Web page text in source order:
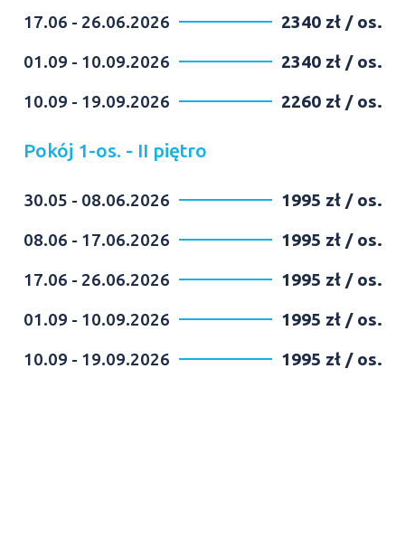
17.06 - 26.06.2026
2340 zł / os.
01.09 - 10.09.2026
2340 zł / os.
10.09 - 19.09.2026
2260 zł / os.
Pokój 1-os. - II piętro
30.05 - 08.06.2026
1995 zł / os.
08.06 - 17.06.2026
1995 zł / os.
17.06 - 26.06.2026
1995 zł / os.
01.09 - 10.09.2026
1995 zł / os.
10.09 - 19.09.2026
1995 zł / os.